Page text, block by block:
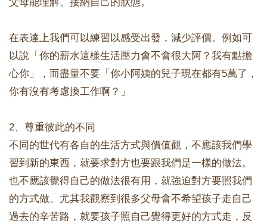
在表達上我們可以練習以感受出發，減少評價。例如可
以說「你的薪水這樣生活壓力會不會很大阿？我有點擔
心你」，而盡量不要「你小阿姨的兒子現在都有5萬了，
你有沒有考慮換工作啊？」
2、尊重彼此的不同
不同的世代有各自的生活方式與價值觀，不應該我們學
習到新的東西，就要求對方也要跟我們是一樣的做法。
也不應該覺得自己的做法很有用，就強迫對方要照我們
的方式做。尤其我觀察到很多父母會不希望孩子走自己
過去的辛苦路，就要孩子照自己覺得更好的方式走，反